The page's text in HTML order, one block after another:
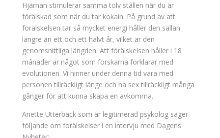
Hjärnan stimulerar samma tolv ställen när du är
förälskad som när du tar kokain. På grund av att
förälskelsen tar så mycket energi håller den sällan
längre än ett och ett halvt år, vilket är den
genomsnittliga längden. Att förälskelsen håller i 18
månader är något som forskarna förklarar med
evolutionen. Vi hinner under denna tid vara med
personen tillräckligt länge och ha sex tillräckligt många
gånger för att kunna skapa en avkomma.
Anette Utterbäck som är legitimerad psykolog säger
följande om förälskelser i en intervju med Dagens